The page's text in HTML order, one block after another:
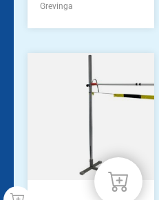
Grevinga